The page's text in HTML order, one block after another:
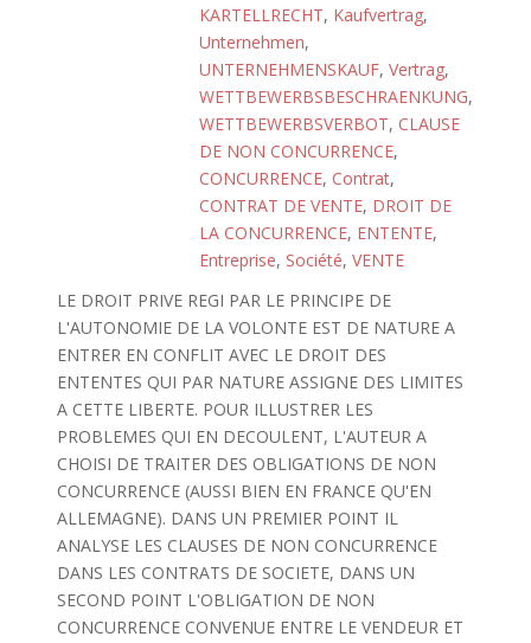
KARTELLRECHT, Kaufvertrag,
Unternehmen,
UNTERNEHMENSKAUF, Vertrag,
WETTBEWERBSBESCHRAENKUNG,
WETTBEWERBSVERBOT, CLAUSE
DE NON CONCURRENCE,
CONCURRENCE, Contrat,
CONTRAT DE VENTE, DROIT DE
LA CONCURRENCE, ENTENTE,
Entreprise, Société, VENTE
LE DROIT PRIVE REGI PAR LE PRINCIPE DE
L'AUTONOMIE DE LA VOLONTE EST DE NATURE A
ENTRER EN CONFLIT AVEC LE DROIT DES
ENTENTES QUI PAR NATURE ASSIGNE DES LIMITES
A CETTE LIBERTE. POUR ILLUSTRER LES
PROBLEMES QUI EN DECOULENT, L'AUTEUR A
CHOISI DE TRAITER DES OBLIGATIONS DE NON
CONCURRENCE (AUSSI BIEN EN FRANCE QU'EN
ALLEMAGNE). DANS UN PREMIER POINT IL
ANALYSE LES CLAUSES DE NON CONCURRENCE
DANS LES CONTRATS DE SOCIETE, DANS UN
SECOND POINT L'OBLIGATION DE NON
CONCURRENCE CONVENUE ENTRE LE VENDEUR ET